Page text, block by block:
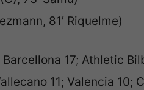
81′ Riquelme)
17; Athletic
11; Valencia 10;